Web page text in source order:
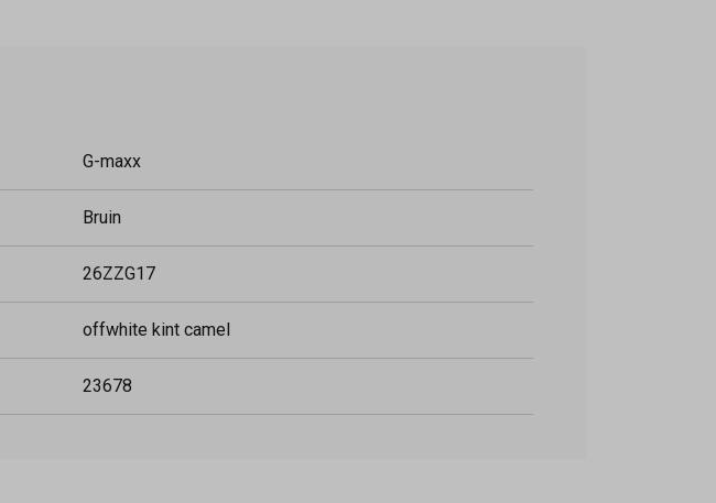
G-maxx
Bruin
26ZZG17
offwhite kint camel
23678